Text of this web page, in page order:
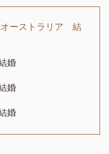
オーストラリア 結
婚
婚
婚